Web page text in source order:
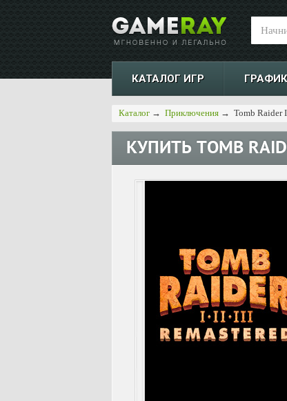
КАТАЛОГ ИГР
Каталог → Приключения → Tomb Raider
КУПИТЬ TOMB